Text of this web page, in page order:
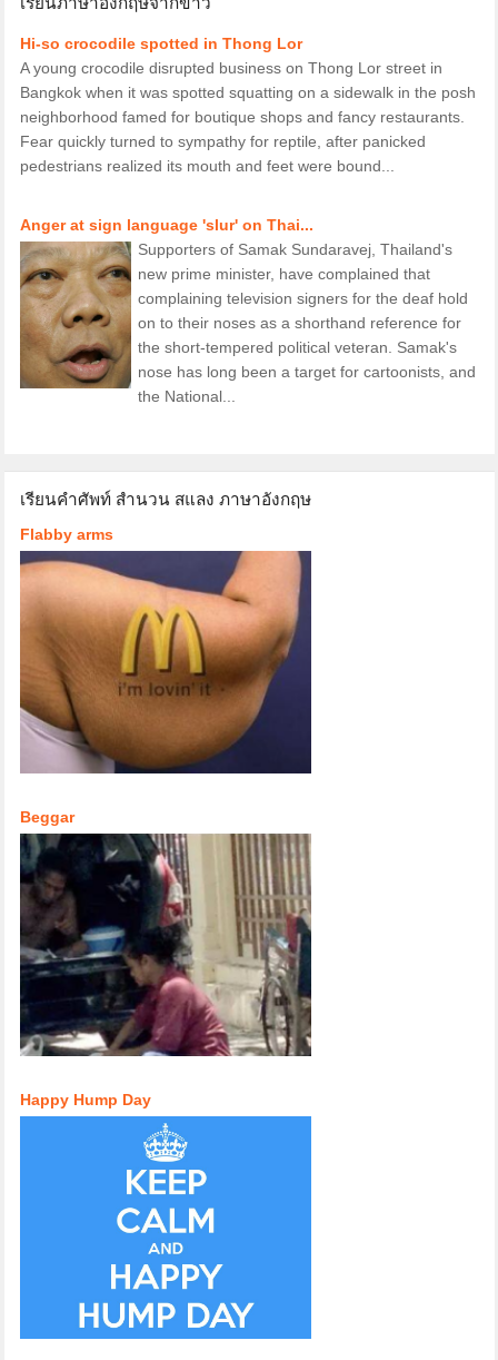
Hi-so crocodile spotted in Thong Lor
A young crocodile disrupted business on Thong Lor street in
Bangkok when it was spotted squatting on a sidewalk in the posh
neighborhood famed for boutique shops and fancy restaurants.
Fear quickly turned to sympathy for reptile, after panicked
pedestrians realized its mouth and feet were bound...
Anger at sign language 'slur' on Thai...
Supporters of Samak Sundaravej, Thailand's
new prime minister, have complained that
complaining television signers for the deaf hold
on to their noses as a shorthand reference for
the short-tempered political veteran. Samak's
nose has long been a target for cartoonists, and
the National...
เรียนคำศัพท์ สำนวน สแลง ภาษาอังกฤษ
Flabby arms
Beggar
Happy Hump Day